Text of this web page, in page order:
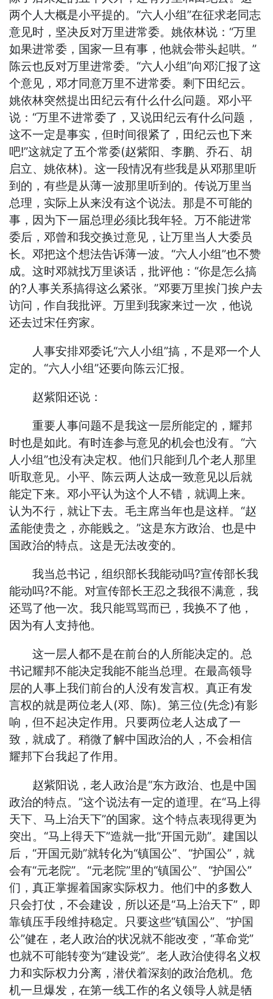
两个人大概是小平提的。“六人小组”在征求老同志
意见时，坚决反对万里进常委。姚依林说：“万里
如果进常委，国家一旦有事，他就会带头起哄。”
陈云也反对万里进常委。“六人小组”向邓汇报了这
个意见，邓才同意万里不进常委。剩下田纪云。
姚依林突然提出田纪云有什么什么问题。邓小平
说：“万里不进常委了，又说田纪云有什么问题，
这不一定是事实，但时间很紧了，田纪云也下来
吧!”这就定了五个常委(赵紫阳、李鹏、乔石、胡
启立、姚依林)。这一段情况有些我是从邓那里听
到的，有些是从薄一波那里听到的。传说万里当
总理，实际上从来没有这个说法。那是不可能的
事，因为下一届总理必须比我年轻。万不能进常
委后，邓曾和我交换过意见，让万里当人大委员
长。邓把这个想法告诉薄一波。“六人小组”也不赞
成。这时邓就找万里谈话，批评他：“你是怎么搞
的?人事关系搞得这么紧张。”邓要万里挨门挨户去
访问，作自我批评。万里到我家来过一次，他说
还去过宋任穷家。
人事安排邓委讬“六人小组”搞，不是邓一个人
定的。“六人小组”还要向陈云汇报。
赵紫阳还说：
重要人事问题不是我这一层所能定的，耀邦
时也是如此。有时连参与意见的机会也没有。“六
人小组”也没有决定权。他们只能到几个老人那里
听取意见。小平、陈云两人达成一致意见以后就
能定下来。邓小平认为这个人不错，就调上来。
认为不行，就让下去。毛主席当年也是这样。“赵
孟能使贵之，亦能贱之。”这是东方政治、也是中
国政治的特点。这是无法改变的。
我当总书记，组织部长我能动吗?宣传部长我
能动吗?不能。对宣传部长王忍之我很不满意，我
还骂了他一次。我只能骂骂而已，我换不了他，
因为有人支持他。
这一层人都不是在前台的人所能决定的。总
书记耀邦不能决定我能不能当总理。在最高领导
层的人事上我们前台的人没有发言权。真正有发
言权的就是两位老人(邓、陈)。第三位(先念)有影
响，但不起决定作用。只要两位老人达成了一
致，就成了。稍微了解中国政治的人，不会相信
耀邦下台我起了作用。
赵紫阳说，老人政治是“东方政治、也是中国
政治的特点。”这个说法有一定的道理。在“马上得
天下、马上治天下”的国家。这个特点表现得更为
突出。“马上得天下”造就一批“开国元勋”。建国以
后，“开国元勋”就转化为“镇国公”、“护国公”，就
会有“元老院”。“元老院”里的“镇国公”、“护国公”
们，真正掌握着国家实际权力。他们中的多数人
只会打仗，不会建设，所以还是“马上治天下”，即
靠镇压手段维持稳定。只要这些“镇国公”、“护国
公”健在，老人政治的状况就不能改变，“革命党”
也就不可能转变为“建设党”。老人政治使得名义权
力和实际权力分离，潜伏着深刻的政治危机。危
机一旦爆发，在第一线工作的名义领导人就是牺